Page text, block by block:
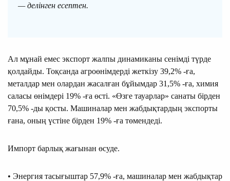
— делінген есептен.
Ал мұнай емес экспорт жалпы динамиканы сенімді түрде
қолдайды. Тоқсанда агроөнімдерді жеткізу 39,2% -ға,
металдар мен олардан жасалған бұйымдар 31,5% -ға, химия
саласы өнімдері 19% -ға өсті. «Өзге тауарлар» санаты бірден
70,5% -ды қосты. Машиналар мен жабдықтардың экспорты
ғана, оның үстіне бірден 19% -ға төмендеді.
Импорт барлық жағынан өсуде.
• Энергия тасығыштар 57,9% -ға, машиналар мен жабдықтар